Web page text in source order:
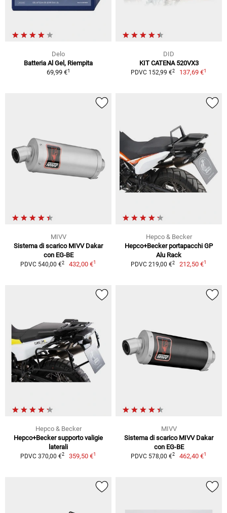
Delo
Batteria Al Gel, Riempita
69,99 €1
DID
KIT CATENA 520VX3
PDVC 152,99 €2 137,69 €1
MIVV
Sistema di scarico MIVV Dakar
con EG-BE
PDVC 540,00 €2 432,00 €1
Hepco & Becker
Hepco+Becker portapacchi GP
Alu Rack
PDVC 219,00 €2 212,50 €1
Hepco & Becker
Hepco+Becker supporto valigie
laterali
PDVC 370,00 €2 359,50 €1
MIVV
Sistema di scarico MIVV Dakar
con EG-BE
PDVC 578,00 €2 462,40 €1